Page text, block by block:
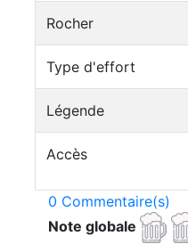
Rocher
Type d'effort
Légende
Accès
0 Commentaire(s)
Note globale